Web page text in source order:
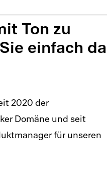
Ton zu
einfach
2020 der
Domäne und seit
für unseren